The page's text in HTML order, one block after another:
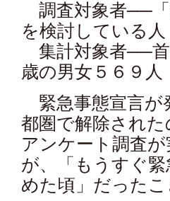
調査対象者──「
を検討している人
集計対象者──首
歳の男女５６９人
緊急事態宣言が
都圏で解除され
アンケート調査
が、「もうすぐ
めた頃」だったこ